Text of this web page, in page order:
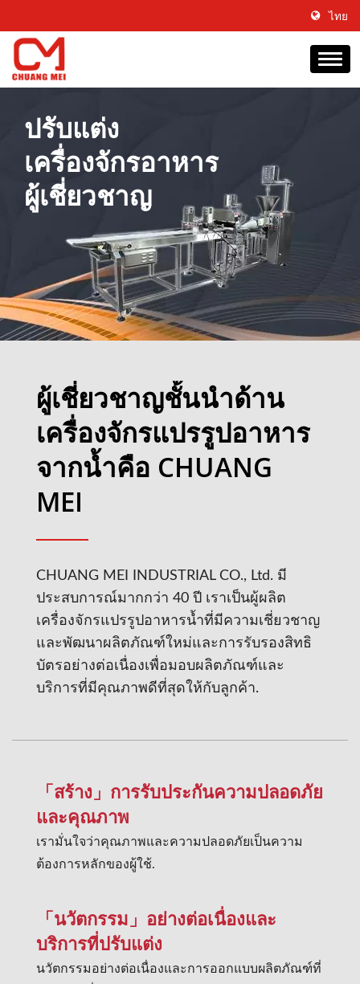
ไทย
ปรับแต่ง
เครื่องจักรอาหาร
ผู้เชี่ยวชาญ
ผู้เชี่ยวชาญชั้นนำด้าน
เครื่องจักรแปรรูปอาหาร
จากน้ำคือ CHUANG
MEI
CHUANG MEI INDUSTRIAL CO., Ltd. มี
ประสบการณ์มากกว่า 40 ปี เราเป็นผู้ผลิต
เครื่องจักรแปรรูปอาหารน้ำที่มีความเชี่ยวชาญ
และพัฒนาผลิตภัณฑ์ใหม่และการรับรองสิทธิ
บัตรอย่างต่อเนื่องเพื่อมอบผลิตภัณฑ์และ
บริการที่มีคุณภาพดีที่สุดให้กับลูกค้า.
「สร้าง」การรับประกันความปลอดภัย
และคุณภาพ
เรามั่นใจว่าคุณภาพและความปลอดภัยเป็นความ
ต้องการหลักของผู้ใช้.
「นวัตกรรม」อย่างต่อเนื่องและ
บริการที่ปรับแต่ง
นวัตกรรมอย่างต่อเนื่องและการออกแบบผลิตภัณฑ์ที่